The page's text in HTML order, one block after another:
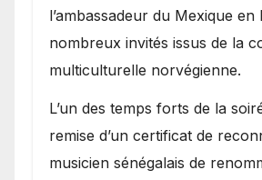
l’ambassadeur du Mexique
nombreux invités issus de la
multiculturelle norvégienne.
​L’un des temps forts de la
remise d’un certificat de
musicien sénégalais de